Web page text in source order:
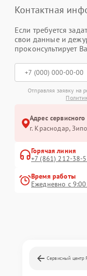
Контактная
Если требуется
свои данные и
проконсультирует
Отправляя заявку на
Адрес
г. Краснодар,
Горячая линия
+7 (861) 212-38-
Время работы
Ежедневно с
Сервисный центр